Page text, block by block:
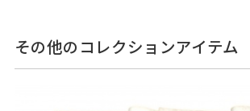
その他のコレクションアイテム